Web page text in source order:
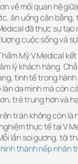
về mối quan hệ
ăn uống cân
đã thực sự tạo
cuộc sống và
Mỹ V Medical
lý khách hàng.
tinh tế trong
da mình mà còn
trẻ trung hơn và
trán không còn là
thực tế tại V
lần soi gương, tôi
thành nếp nhăn